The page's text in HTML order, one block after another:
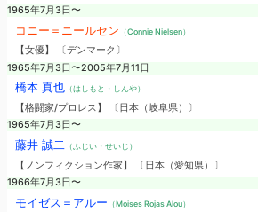
1965年7月3日〜
コニー＝ニールセン （Connie Nielsen）
【女優】 〔デンマーク〕
1965年7月3日〜2005年7月11日
橋本 真也（はしもと・しんや）
【格闘家/プロレス】 〔日本（岐阜県）〕
1965年7月3日〜
藤井 誠二 （ふじい・せいじ）
【ノンフィクション作家】 〔日本（愛知県）〕
1966年7月3日〜
モイゼス＝アルー （Moises Rojas Alou）